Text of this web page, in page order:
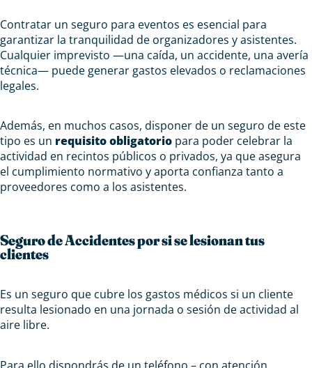
Contratar un seguro para eventos es esencial para
garantizar la tranquilidad de organizadores y asistentes.
Cualquier imprevisto —una caída, un accidente, una avería
técnica— puede generar gastos elevados o reclamaciones
legales.
Además, en muchos casos, disponer de un seguro de este
tipo es un requisito obligatorio para poder celebrar la
actividad en recintos públicos o privados, ya que asegura
el cumplimiento normativo y aporta confianza tanto a
proveedores como a los asistentes.
Seguro de Accidentes por si se lesionan tus
clientes
Es un seguro que cubre los gastos médicos si un cliente
resulta lesionado en una jornada o sesión de actividad al
aire libre.